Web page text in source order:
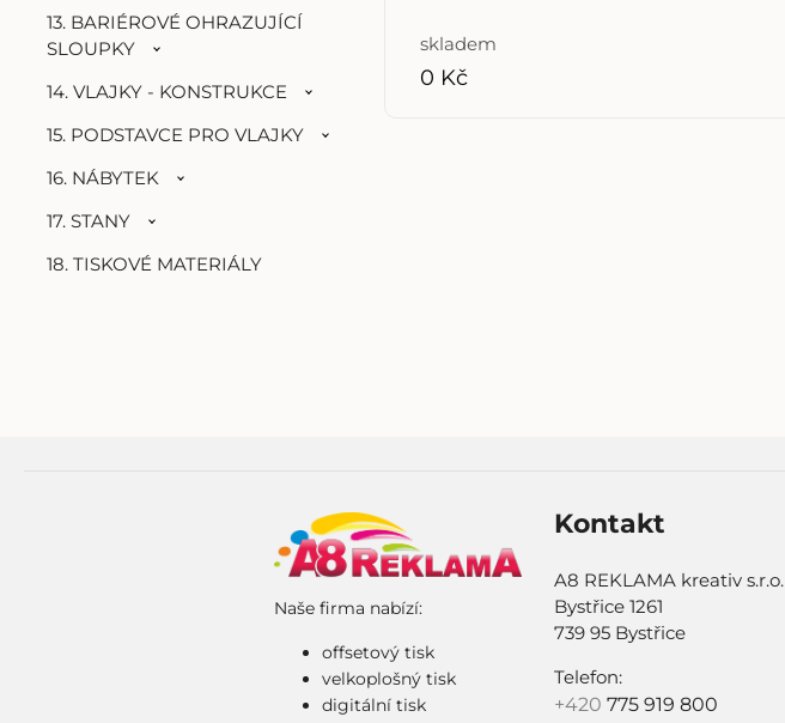
13. BARIÉROVÉ OHRAZUJÍCÍ
SLOUPKY
14. VLAJKY - KONSTRUKCE
15. PODSTAVCE PRO VLAJKY
16. NÁBYTEK
17. STANY
18. TISKOVÉ MATERIÁLY
skladem
0 Kč
Naše firma nabízí:
offsetový tisk
velkoplošný tisk
digitální tisk
Kontakt
A8 REKLAMA kreativ s.r.o.
Bystřice 1261
739 95 Bystřice
Telefon:
+420775 919 800